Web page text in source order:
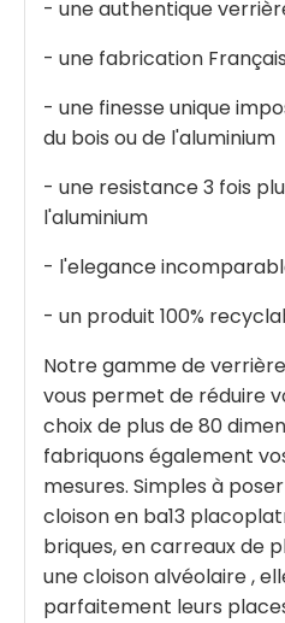
- une authentique
- une fabrication
- une finesse unique
du bois ou de l'aluminium
- une resistance 3 fois
l'aluminium
- l'elegance
- un produit 100%
Notre gamme de
vous permet de réduire
choix de plus de 80
fabriquons également
mesures. Simples à
cloison en ba13
briques, en carreaux de
une cloison alvéolaire ,
parfaitement leurs